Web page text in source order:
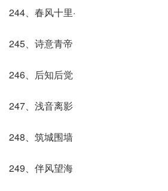
244、春风十里·
245、诗意青帝
246、后知后觉
247、浅音离影
248、筑城围墙
249、伴风望海